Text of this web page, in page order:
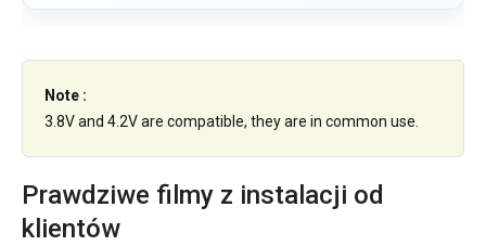
Note :
3.8V and 4.2V are compatible, they are in common use.
Prawdziwe filmy z instalacji od
klientów